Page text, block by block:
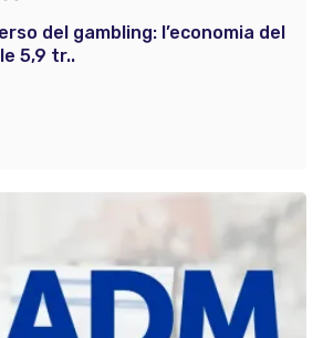
del gambling: l’economia del
5,9 tr..